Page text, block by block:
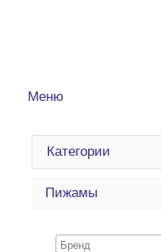
Меню
Категории
Пижамы